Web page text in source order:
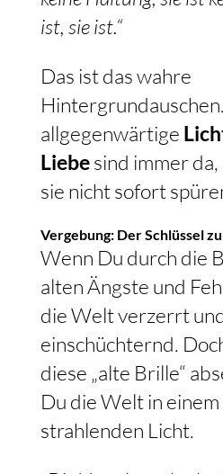
ist, sie ist.“
Das ist das wahre
allgegenwärtige
Liebesind immer
sie nicht sofort
Vergebung: Der Schlüssel
Wenn Du durch die
alten Ängste und
die Welt verzerrt
einschüchternd.
diese „alte Brille“
Du die Welt in einem
strahlenden Licht.